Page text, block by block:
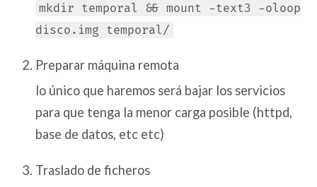
mkdir temporal && mount -text3 -oloop
disco.img temporal/
Preparar máquina remota
lo único que haremos será bajar los servicios
para que tenga la menor carga posible (httpd,
base de datos, etc etc)
Traslado de ficheros